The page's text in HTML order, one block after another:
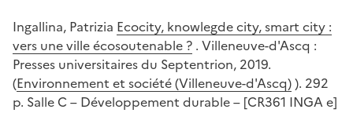
Ingallina, Patrizia Ecocity, knowlegde city, smart city :
vers une ville écosoutenable ? . Villeneuve-d'Ascq :
Presses universitaires du Septentrion, 2019.
(Environnement et société (Villeneuve-d'Ascq)). 292
p. Salle C – Développement durable – [CR361 INGA e]